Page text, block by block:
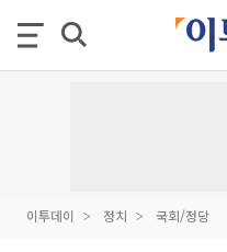
이투데이 정치 국회/정당